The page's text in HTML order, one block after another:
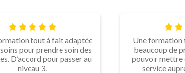
tout à fait adaptée
pour prendre soin des
D’accord pour passer au
niveau 3.
Une formation
beaucoup de
pouvoir mettre
service